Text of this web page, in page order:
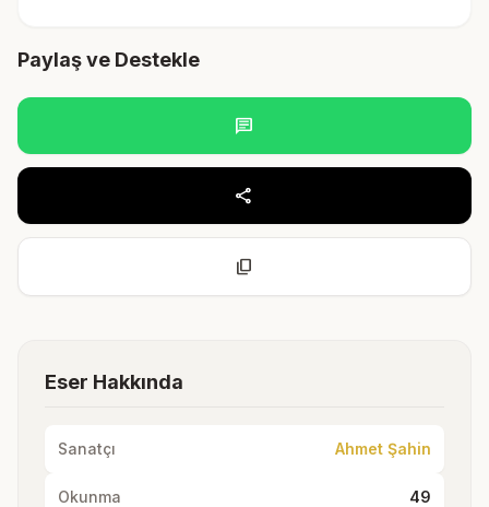
Paylaş ve Destekle
chat
share
content_copy
Eser Hakkında
Sanatçı Ahmet Şahin
Okunma 49